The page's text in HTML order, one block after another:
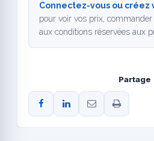
Connectez-vous ou créez
pour voir vos prix,
aux conditions réservées aux
Partage